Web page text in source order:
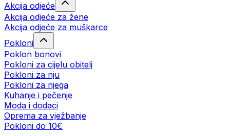
Akcija odjeće
Akcija odjeće za žene
Akcija odjeće za muškarce
Pokloni
Poklon bonovi
Pokloni za cijelu obitelj
Pokloni za nju
Pokloni za njega
Kuhanje i pečenje
Moda i dodaci
Oprema za vježbanje
Pokloni do 10€